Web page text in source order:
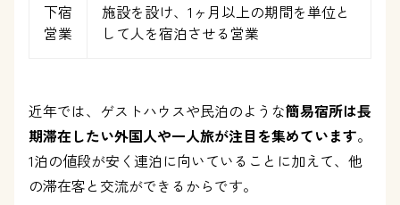
下宿
営業
施設を設け、1ヶ月以上の期間を単位と
して人を宿泊させる営業
近年では、ゲストハウスや民泊のような簡易宿所は長
期滞在したい外国人や一人旅が注目を集めています。
1泊の値段が安く連泊に向いていることに加えて、他
の滞在客と交流ができるからです。